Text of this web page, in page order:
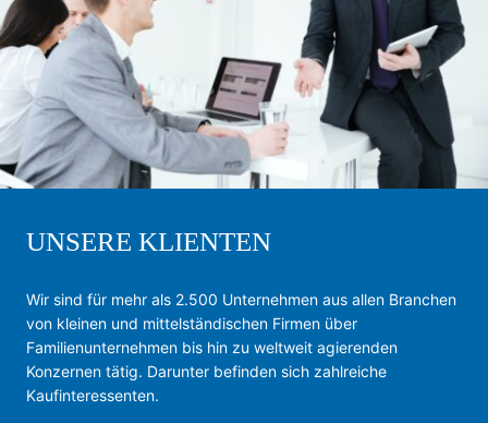
UNSERE KLIENTEN
Wir sind für mehr als 2.500 Unternehmen aus allen Branchen
von kleinen und mittelständischen Firmen über
Familienunternehmen bis hin zu weltweit agierenden
Konzernen tätig. Darunter befinden sich zahlreiche
Kaufinteressenten.